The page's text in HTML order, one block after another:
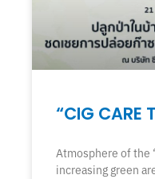
“CIG CARE
Atmosphere of the
increasing green